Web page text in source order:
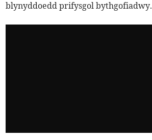
blynyddoedd prifysgol bythgofiadwy.